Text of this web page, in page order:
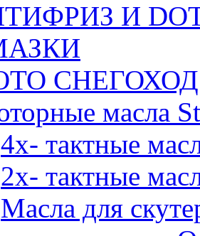
И
масла
4х- тактные
2х- тактные
Масла для